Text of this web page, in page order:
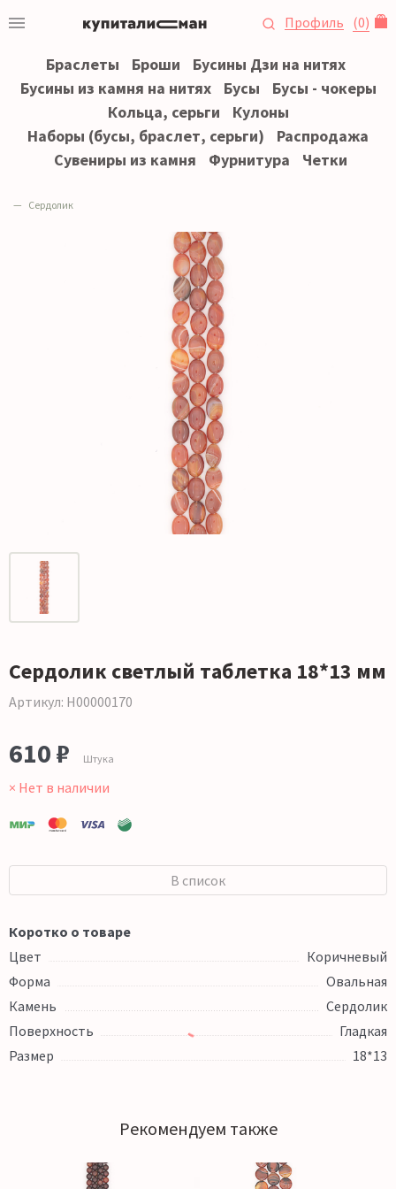
Профиль (0)
Браслеты Броши
Бусины Дзи на нитях
Бусины из камня на нитях
Бусы
Бусы - чокеры
Кольца, серьги
Кулоны
Наборы (бусы, браслет, серьги)
Распродажа
Сувениры из камня
Фурнитура Четки
Сердолик
Сердолик светлый таблетка 18*13 мм
Артикул: Н00000170
610 ₽ Штука
× Нет в наличии
В список
Коротко о товаре
Цвет
Коричневый
Форма
Овальная
Камень
Сердолик
Поверхность
Гладкая
Размер
18*13
Рекомендуем также